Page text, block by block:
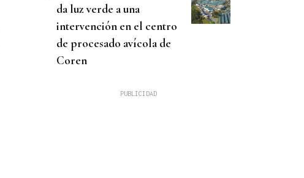
da luz verde a una
intervención en el centro
de procesado avícola de
Coren